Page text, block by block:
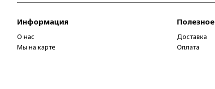
Информация
О нас
Мы на карте
Полезное
Доставка
Оплата